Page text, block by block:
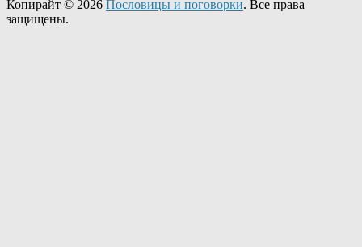
Копирайт © 2026 Пословицы и поговорки. Все права
защищены.